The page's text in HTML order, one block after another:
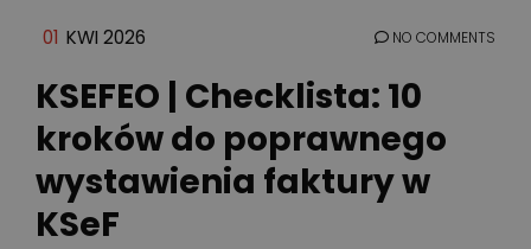
01 KWI 2026 NO COMMENTS
KSEFEO | Checklista: 10
kroków do poprawnego
wystawienia faktury w
KSeF